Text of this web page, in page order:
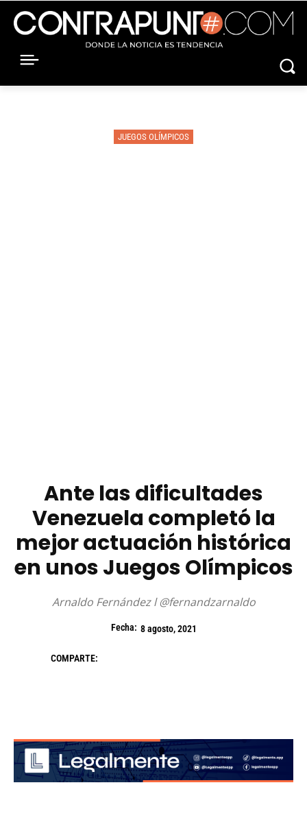
JUEGOS OLÍMPICOS
Ante las dificultades
Venezuela completó la
mejor actuación histórica
en unos Juegos Olímpicos
Arnaldo Fernández l @fernandzarnaldo
Fecha: 8 agosto, 2021
COMPARTE: